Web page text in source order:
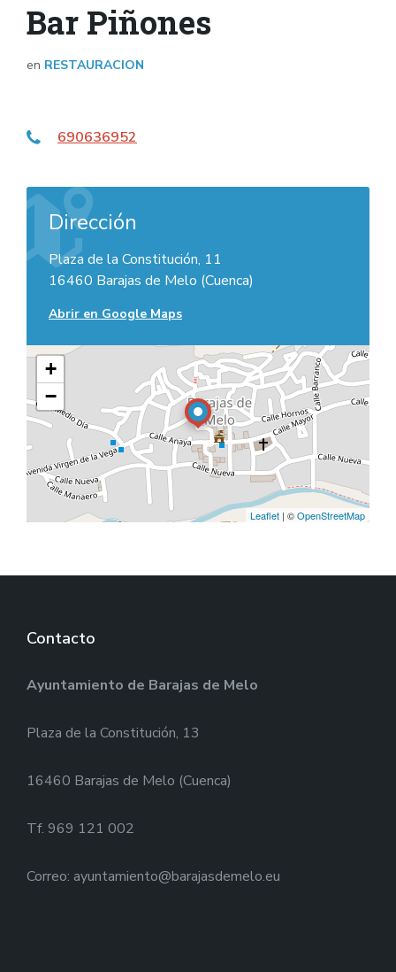
Bar Piñones
en RESTAURACION
690636952
Dirección
Plaza de la Constitución, 11
16460 Barajas de Melo (Cuenca)
Abrir en Google Maps
+
−
Leaflet | ©OpenStreetMap
Contacto
Ayuntamiento de Barajas de Melo
Plaza de la Constitución, 13
16460 Barajas de Melo (Cuenca)
Tf. 969 121 002
Correo: ayuntamiento@barajasdemelo.eu